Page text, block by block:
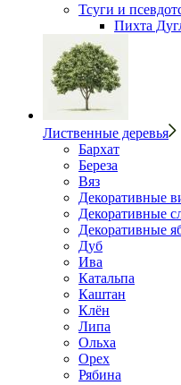
Тсуги и
Пихта
Лиственные деревья
Бархат
Береза
Вяз
Декоративные
Декоративные
Декоративные
Дуб
Ива
Катальпа
Каштан
Клён
Липа
Ольха
Орех
Рябина